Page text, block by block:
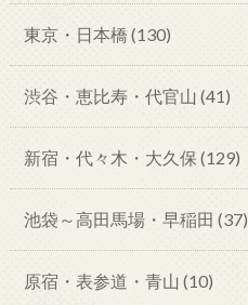
東京・日本橋 (130)
渋谷・恵比寿・代官山 (41)
新宿・代々木・大久保 (129)
池袋～高田馬場・早稲田 (37)
原宿・表参道・青山 (10)